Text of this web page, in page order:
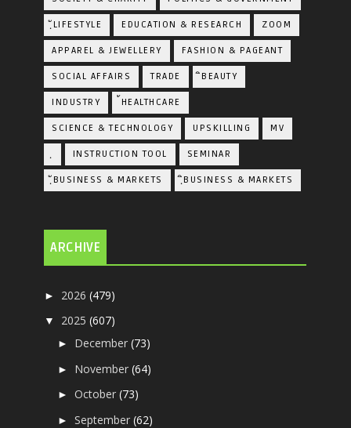
ฺัLIFESTYLE EDUCATION & RESEARCH ZOOM
APPAREL & JEWELLERY FASHION & PAGEANT
SOCIAL AFFAIRS TRADE ิBEAUTY
INDUSTRY ้HEALTHCARE
SCIENCE & TECHNOLOGY UPSKILLING MV
INSTRUCTION TOOL SEMINAR
ฺัBUSINESS & MARKETS ฺิBUSINESS & MARKETS
ARCHIVE
► 2026(479)
▼ 2025(607)
► December(73)
► November(64)
►October(73)
►September(62)